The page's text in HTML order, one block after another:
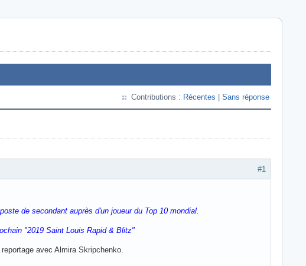
Contributions : Récentes Sans réponse
#1
de secondant auprès d'un joueur du Top 10 mondial.
"2019 Saint Louis Rapid & Blitz"
avec Almira Skripchenko.